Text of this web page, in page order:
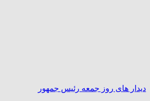
دیدار های روز جمعه رئیس جمهور